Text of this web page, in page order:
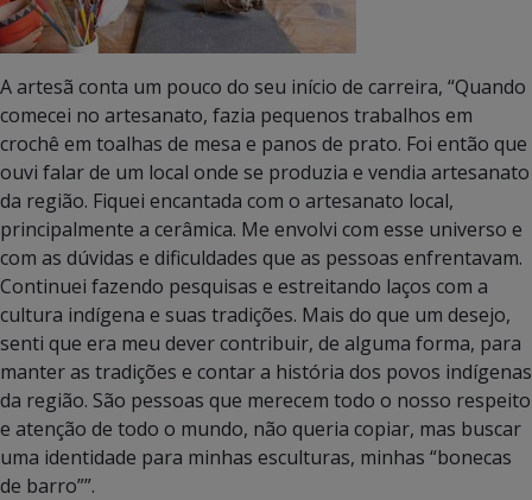
A artesã conta um pouco do seu início de carreira, “Quando
comecei no artesanato, fazia pequenos trabalhos em
crochê em toalhas de mesa e panos de prato. Foi então que
ouvi falar de um local onde se produzia e vendia artesanato
da região. Fiquei encantada com o artesanato local,
principalmente a cerâmica. Me envolvi com esse universo e
com as dúvidas e dificuldades que as pessoas enfrentavam.
Continuei fazendo pesquisas e estreitando laços com a
cultura indígena e suas tradições. Mais do que um desejo,
senti que era meu dever contribuir, de alguma forma, para
manter as tradições e contar a história dos povos indígenas
da região. São pessoas que merecem todo o nosso respeito
e atenção de todo o mundo, não queria copiar, mas buscar
uma identidade para minhas esculturas, minhas “bonecas
de barro””.